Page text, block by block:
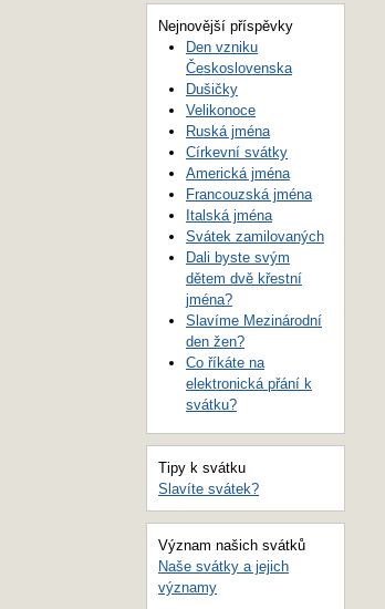
Nejnovější příspěvky
Den vzniku
Československa
Dušičky
Velikonoce
Ruská jména
Církevní svátky
Americká jména
Francouzská jména
Italská jména
Svátek zamilovaných
Dali byste svým
dětem dvě křestní
jména?
Slavíme Mezinárodní
den žen?
Co říkáte na
elektronická přání k
svátku?
Tipy k svátku
Slavíte svátek?
Význam našich svátků
Naše svátky a jejich
významy